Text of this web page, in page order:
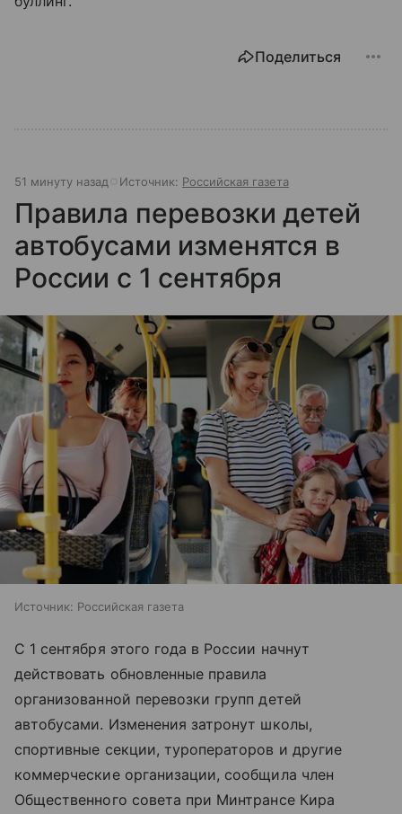
Поделиться
51 минуту назад Источник: Российская газета
Правила перевозки детей
автобусами изменятся в
России с 1 сентября
Источник: Российская газета
С 1 сентября этого года в России начнут
действовать обновленные правила
организованной перевозки групп детей
автобусами. Изменения затронут школы,
спортивные секции, туроператоров и другие
коммерческие организации, сообщила член
Общественного совета при Минтрансе Кира